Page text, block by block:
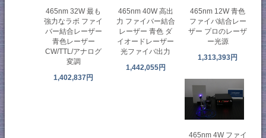
465nm 32W 最も
強力なラボ ファイ
バー結合レーザー
青色レーザー
CW/TTL/アナログ
変調
1,402,837円
465nm 40W 高出
力 ファイバー結合
レーザー 青色 ダ
イオードレーザー
光ファイバ出力
1,442,055円
465nm 12W 青色
ファイバ結合レー
ザー プロのレーザ
ー光源
1,313,393円
465nm 4W ファイ